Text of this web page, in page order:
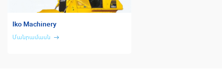
Iko Machinery
Մանրամասն